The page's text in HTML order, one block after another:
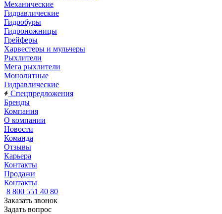
Механические
Гидравлические
Гидробуры
Гидроножницы
Грейферы
Харвестеры и мульчеры
Рыхлители
Мега рыхлители
Монолитные
Гидравлические
Спецпредложения
Бренды
Компания
О компании
Новости
Команда
Отзывы
Карьера
Контакты
Продажи
Контакты
8 800 551 40 80
Заказать звонок
Задать вопрос